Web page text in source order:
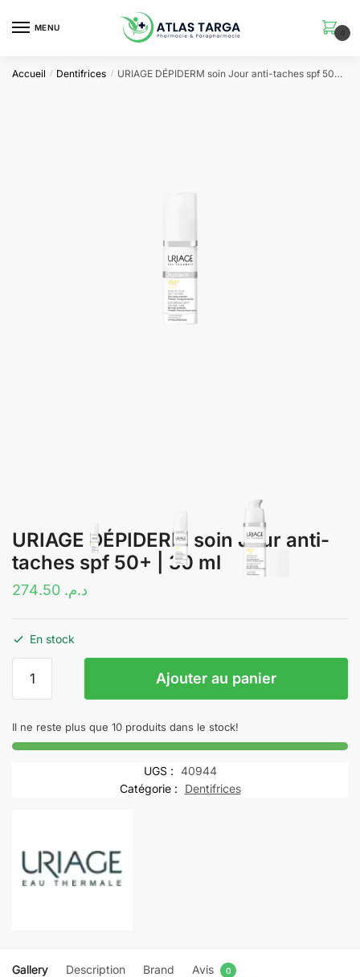
MENU
0
Accueil / Dentifrices / URIAGE DÉPIDERM soin Jour anti-taches spf 50+ | 30 ml
URIAGE DÉPIDERM soin Jour anti-
taches spf 50+ | 30 ml
د.م.
En stock
DÉPIDERM
soin
30
Ajouter au panier
Il ne reste plus que 10 produits dans le stock!
UGS : 40944
Catégorie :
Dentifrices
Gallery Description Brand Avis 0